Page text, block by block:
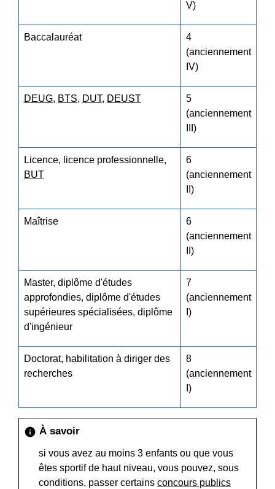
V)
Baccalauréat
4
(anciennement
IV)
DEUG, BTS, DUT, DEUST
5
(anciennement
III)
Licence, licence professionnelle,
BUT
6
(anciennement
II)
Maîtrise
6
(anciennement
II)
Master, diplôme d'études
approfondies, diplôme d'études
supérieures spécialisées, diplôme
d'ingénieur
7
(anciennement
I)
Doctorat, habilitation à diriger des
recherches
8
(anciennement
I)
info À savoir
si vous avez au moins 3 enfants ou que vous
êtes sportif de haut niveau, vous pouvez, sous
conditions, passer certains concours publics